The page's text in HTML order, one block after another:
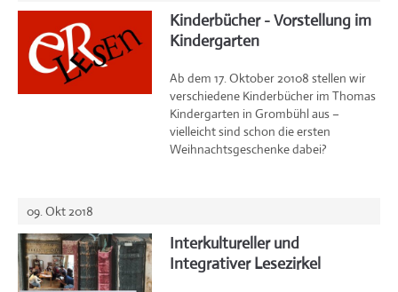
Kinderbücher - Vorstellung im
Kindergarten
Ab dem 17. Oktober 20108 stellen wir
verschiedene Kinderbücher im Thomas
Kindergarten in Grombühl aus –
vielleicht sind schon die ersten
Weihnachtsgeschenke dabei?
09. Okt 2018
Interkultureller und
Integrativer Lesezirkel